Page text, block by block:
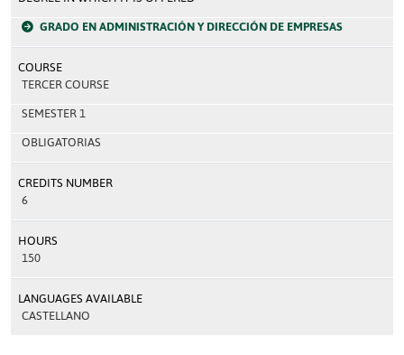
GRADO EN ADMINISTRACIÓN Y DIRECCIÓN DE EMPRESAS
COURSE
TERCER COURSE
SEMESTER 1
OBLIGATORIAS
CREDITS NUMBER
6
HOURS
150
LANGUAGES AVAILABLE
CASTELLANO